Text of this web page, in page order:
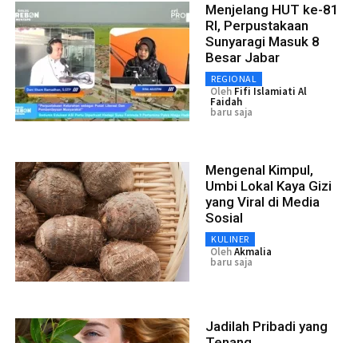
Menjelang HUT ke-81
RI, Perpustakaan
Sunyaragi Masuk 8
Besar Jabar
REGIONAL
Oleh Fifi Islamiati Al
Faidah
baru saja
Mengenal Kimpul,
Umbi Lokal Kaya Gizi
yang Viral di Media
Sosial
KULINER
OlehAkmalia
baru saja
Jadilah Pribadi yang